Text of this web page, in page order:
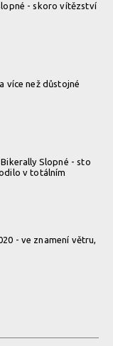
- skoro vítězství
více než důstojné
Slopné - sto
v totálním
- ve znamení větru,